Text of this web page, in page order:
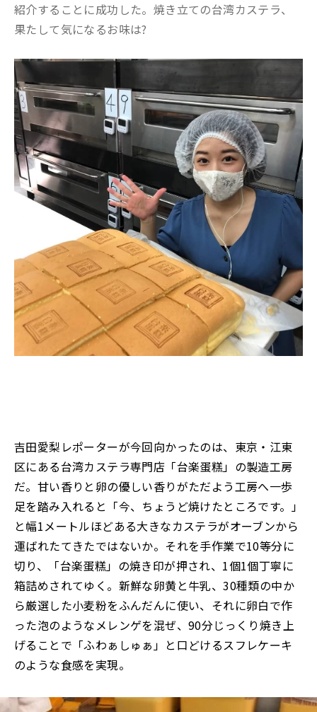
紹介することに成功した。焼き立ての台湾カステラ、
果たして気になるお味は?
吉田愛梨レポーターが今回向かったのは、東京・江東
区にある台湾カステラ専門店「台楽蛋糕」の製造工房
だ。甘い香りと卵の優しい香りがただよう工房へ一歩
足を踏み入れると「今、ちょうど焼けたところです。」
と幅1メートルほどある大きなカステラがオーブンから
運ばれたてきたではないか。それを手作業で10等分に
切り、「台楽蛋糕」の焼き印が押され、1個1個丁寧に
箱詰めされてゆく。新鮮な卵黄と牛乳、30種類の中か
ら厳選した小麦粉をふんだんに使い、それに卵白で作
った泡のようなメレンゲを混ぜ、90分じっくり焼き上
げることで「ふわぁしゅぁ」と口どけるスフレケーキ
のような食感を実現。